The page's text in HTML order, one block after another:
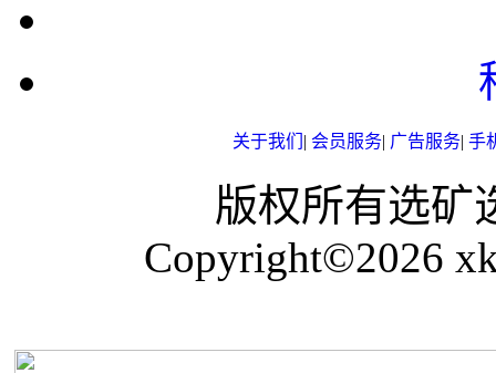
关于我们 | 会员服务| 广告服务| 手
版权所有选矿选
Copyright©2026